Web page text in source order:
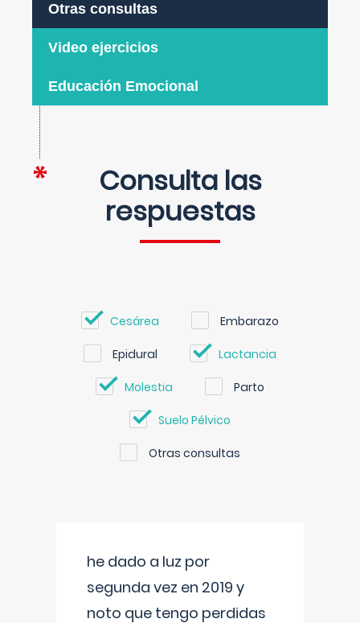
Otras consultas
Video ejercicios
Educación Emocional
Consulta las
respuestas
Cesárea Embarazo
Epidural Lactancia
Molestia Parto
Suelo Pélvico
Otras consultas
he dado a luz por
segunda vez en 2019 y
noto que tengo perdidas